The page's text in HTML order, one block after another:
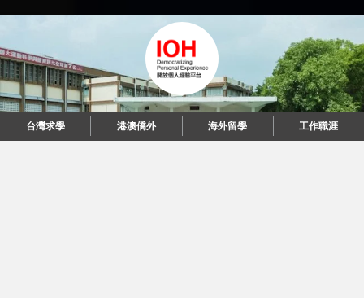
台灣求學 港澳僑外 海外留學 工作職涯
台灣求學 港澳僑外 海外留學 工作職涯